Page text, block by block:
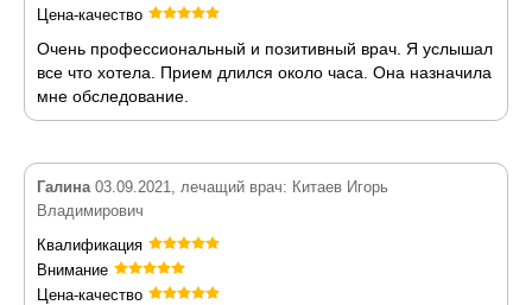
Цена-качество
Очень профессиональный и позитивный врач. Я услышал
все что хотела. Прием длился около часа. Она назначила
мне обследование.
Галина03.09.2021, лечащий врач: Китаев Игорь
Владимирович
Квалификация
Внимание
Цена-качество